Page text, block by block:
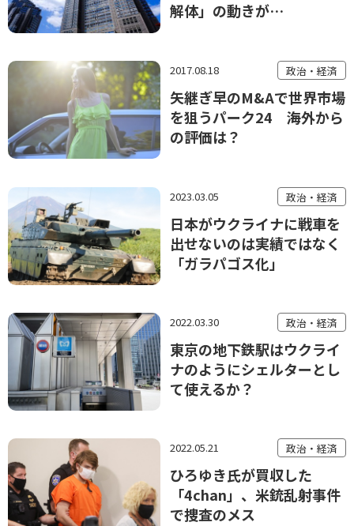
解体」の動きが…
2017.08.18 政治・経済
矢継ぎ早のM&Aで世界市場
を狙うパーク24 海外から
の評価は？
2023.03.05 政治・経済
日本がウクライナに戦車を
出せないのは実績ではなく
「ガラパゴス化」
2022.03.30 政治・経済
東京の地下鉄駅はウクライ
ナのようにシェルターとし
て使えるか？
2022.05.21 政治・経済
ひろゆき氏が買収した
「4chan」、米銃乱射事件
で捜査のメス